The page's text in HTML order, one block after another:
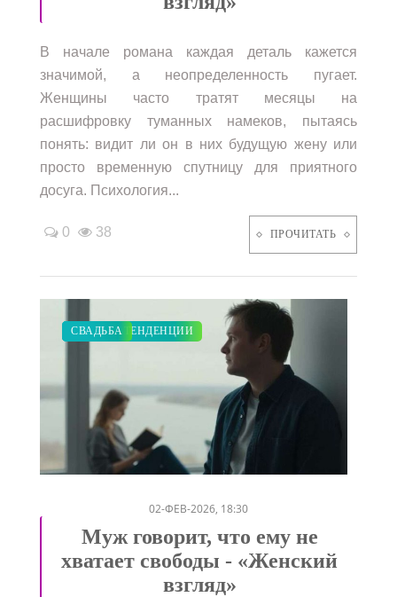
В начале романа каждая деталь кажется
значимой, а неопределенность пугает.
Женщины часто тратят месяцы на
расшифровку туманных намеков, пытаясь
понять: видит ли он в них будущую жену или
просто временную спутницу для приятного
досуга. Психология...
0 38 ПРОЧИТАТЬ
ЗАКУПКИ ПО МОДЕ
/
ПОКАЗЫ
/
МОДНЫЕ ТЕНДЕНЦИИ
/
ДИЕТА
/
СВАДЬБА
02-ФЕВ-2026, 18:30
Муж говорит, что ему не
хватает свободы - «Женский
взгляд»